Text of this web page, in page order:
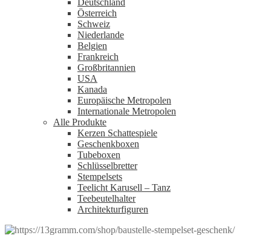
Deutschland
Österreich
Schweiz
Niederlande
Belgien
Frankreich
Großbritannien
USA
Kanada
Europäische Metropolen
Internationale Metropolen
Alle Produkte
Kerzen Schattespiele
Geschenkboxen
Tubeboxen
Schlüsselbretter
Stempelsets
Teelicht Karusell – Tanz
Teebeutelhalter
Architekturfiguren